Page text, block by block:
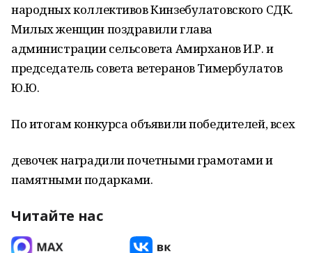
народных коллективов Кинзебулатовского СДК.
Милых женщин поздравили глава
администрации сельсовета Амирханов И.Р. и
председатель совета ветеранов Тимербулатов
Ю.Ю.
По итогам конкурса объявили победителей, всех
девочек наградили почетными грамотами и
памятными подарками.
Читайте нас